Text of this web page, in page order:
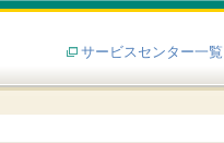
サービスセンター一覧